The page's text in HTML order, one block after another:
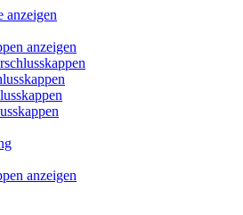
anzeigen
anzeigen
anzeigen